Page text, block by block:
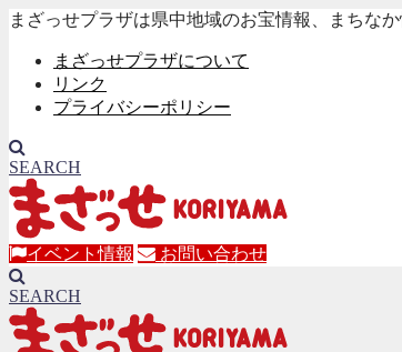
まざっせプラザは県中地域のお宝情報、まちな
まざっせプラザについて
リンク
プライバシーポリシー
SEARCH
イベント情報 お問い合わせ
SEARCH